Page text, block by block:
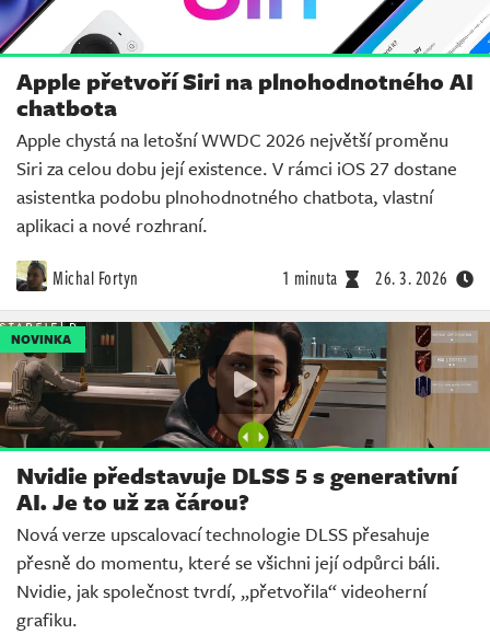
Apple přetvoří Siri na plnohodnotného AI
chatbota
Apple chystá na letošní WWDC 2026 největší proměnu
Siri za celou dobu její existence. V rámci iOS 27 dostane
asistentka podobu plnohodnotného chatbota, vlastní
aplikaci a nové rozhraní.
Michal Fortyn 1 minuta 26. 3. 2026
NOVINKA
Nvidie představuje DLSS 5 s generativní
AI. Je to už za čárou?
Nová verze upscalovací technologie DLSS přesahuje
přesně do momentu, které se všichni její odpůrci báli.
Nvidie, jak společnost tvrdí, „přetvořila“ videoherní
grafiku.